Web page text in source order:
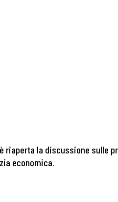
riaperta la discussione sulle
economica.